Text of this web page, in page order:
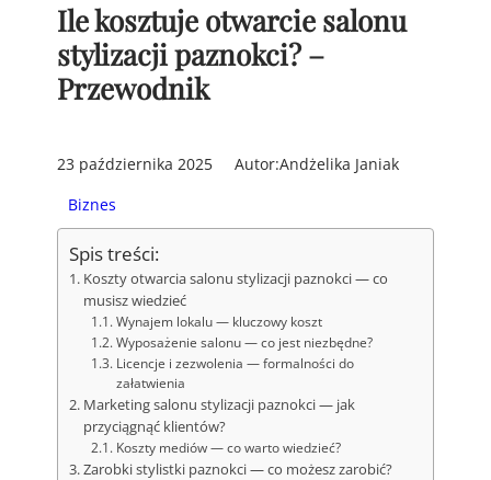
Ile kosztuje otwarcie salonu
stylizacji paznokci? –
Przewodnik
23 października 2025 Autor:Andżelika Janiak
Biznes
Spis treści:
Koszty otwarcia salonu stylizacji paznokci — co
musisz wiedzieć
Wynajem lokalu — kluczowy koszt
Wyposażenie salonu — co jest niezbędne?
Licencje i zezwolenia — formalności do
załatwienia
Marketing salonu stylizacji paznokci — jak
przyciągnąć klientów?
Koszty mediów — co warto wiedzieć?
Zarobki stylistki paznokci — co możesz zarobić?